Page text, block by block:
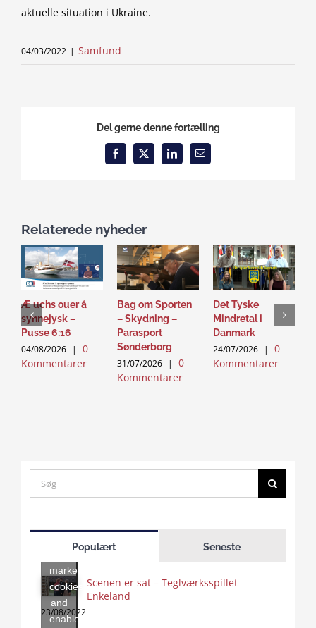
aktuelle situation i Ukraine.
04/03/2022 | Samfund
Del gerne denne fortælling
Facebook
X LinkedInEmail
Relaterede nyheder
Æ uchs ouer å
synnejysk –
Pusse 6:16
04/08/2026 |
0
Kommentarer
Bag om Sporten
– Skydning –
Parasport
Sønderborg
31/07/2026 |
0
Kommentarer
Det Tyske
Mindretal i
Danmark
24/07/2026 |
0
Kommentarer
Search
for:
Populært Seneste
accept
marketing
cookies
and
enable
Scenen er sat – Teglværksspillet
Enkeland
23/08/2022
Click
to